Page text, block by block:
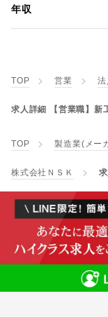
年収
TOP 営業 法
求人詳細 【営業職】新
TOP 製造業(メー
株式会社ＮＳＫ